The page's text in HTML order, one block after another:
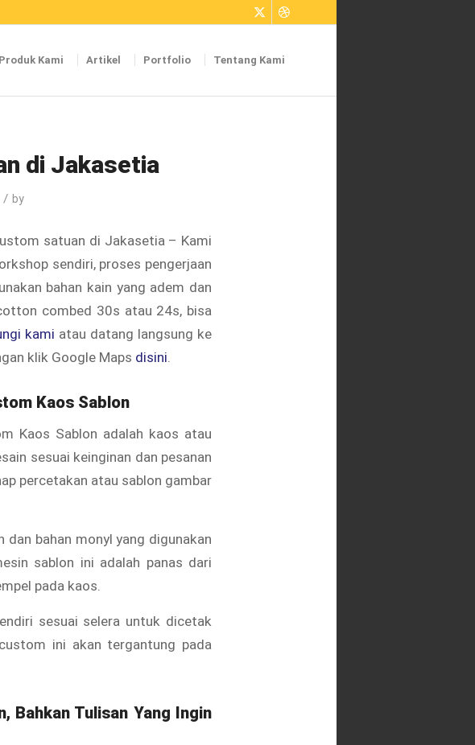
Produk Kami Artikel Portfolio Tentang Kami
di Jakasetia
/ by
satuan di Jakasetia – Kami
sendiri, proses pengerjaan
bahan kain yang adem dan
combed 30s atau 24s, bisa
kami atau datang langsung ke
klik Google Maps disini
Kaos Sablon
Kaos Sablon adalah kaos atau
sesuai keinginan dan pesanan
percetakan atau sablon gambar
bahan monyl yang digunakan
sablon ini adalah panas dari
pada kaos.
sesuai selera untuk dicetak
ini akan tergantung pada
Bahkan Tulisan Yang Ingin